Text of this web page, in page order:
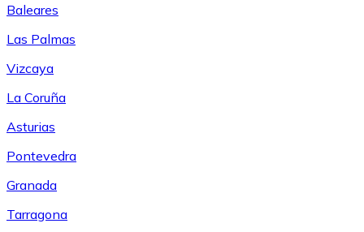
Baleares
Las Palmas
Vizcaya
La Coruña
Asturias
Pontevedra
Granada
Tarragona